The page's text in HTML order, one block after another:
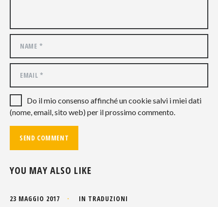
Do il mio consenso affinché un cookie salvi i miei dati
(nome, email, sito web) per il prossimo commento.
YOU MAY ALSO LIKE
23 MAGGIO 2017 IN TRADUZIONI